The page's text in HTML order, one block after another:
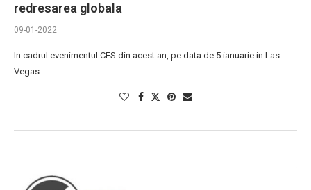
redresarea globala
09-01-2022
In cadrul evenimentul CES din acest an, pe data de 5 ianuarie in Las
Vegas …